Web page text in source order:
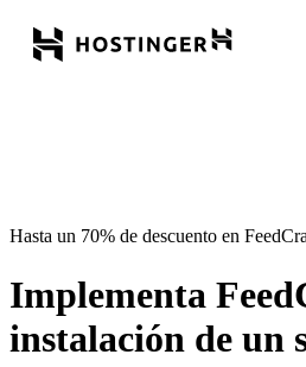
Hasta un 70% de descuento en
Implementa
instalación de un